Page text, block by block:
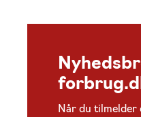
Når du tilmelder